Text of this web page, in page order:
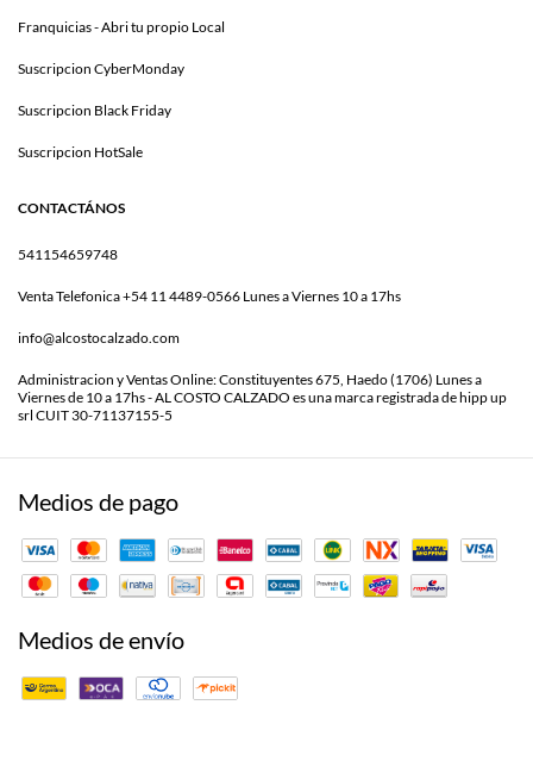
Franquicias - Abri tu propio Local
Suscripcion CyberMonday
Suscripcion Black Friday
Suscripcion HotSale
CONTACTÁNOS
541154659748
Venta Telefonica +54 11 4489-0566 Lunes a Viernes 10 a 17hs
info@alcostocalzado.com
Administracion y Ventas Online: Constituyentes 675, Haedo (1706) Lunes a
Viernes de 10 a 17hs - AL COSTO CALZADO es una marca registrada de hipp up
srl CUIT 30-71137155-5
Medios de pago
Medios de envío